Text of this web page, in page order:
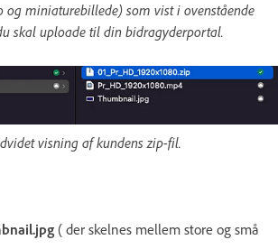
og miniaturebillede) som vist i ovenstående
skal uploade til din bidragyderportal.
visning af kundens zip-fil.
( der skelnes mellem store og små